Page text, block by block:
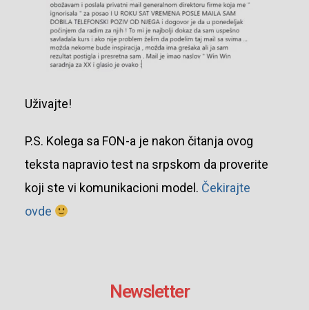
Uživajte!
P.S. Kolega sa FON-a je nakon čitanja ovog
teksta napravio test na srpskom da proverite
koji ste vi komunikacioni model. Čekirajte
ovde
Newsletter